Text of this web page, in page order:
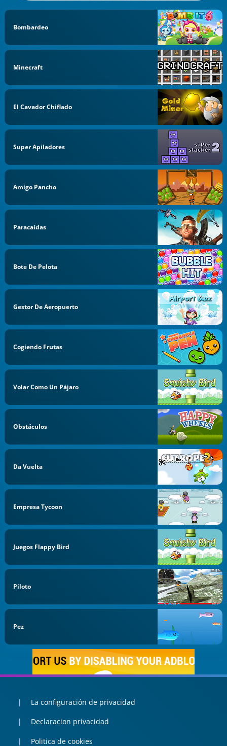
Bombardeo
Minecraft
El Cavador Chiflado
Super Apiladores
Amigo Pancho
Paracaídas
Bote De Pelota
Gestor De Aeropuerto
Cogiendo Frutas
Volar Como Un Pájaro
Obstáculos
Da Vuelta
Empresa Tycoon
Juegos Flappy Bird
Piloto
Pez
La configuración de privacidad
Declaracion privacidad
Politica de cookies